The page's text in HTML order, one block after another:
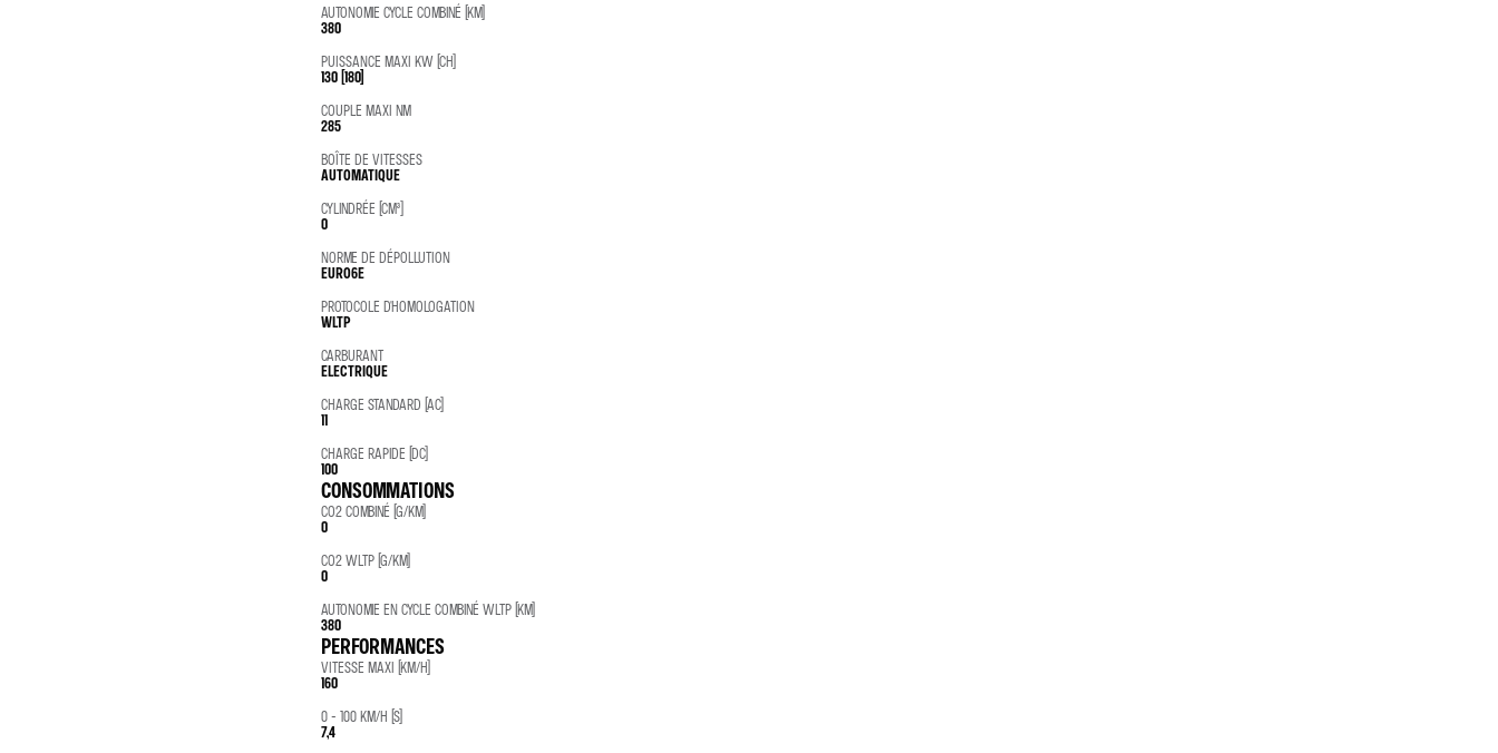
AUTONOMIE CYCLE COMBINÉ (KM)
380
PUISSANCE MAXI KW (CH)
130 (180)
COUPLE MAXI NM
285
BOÎTE DE VITESSES
AUTOMATIQUE
CYLINDRÉE (CM³)
0
NORME DE DÉPOLLUTION
EURO6E
PROTOCOLE D'HOMOLOGATION
WLTP
CARBURANT
ELECTRIQUE
CHARGE STANDARD (AC)
11
CHARGE RAPIDE (DC)
100
CONSOMMATIONS
CO2 COMBINÉ (G/KM)
0
CO2 WLTP (G/KM)
0
AUTONOMIE EN CYCLE COMBINÉ WLTP (KM)
380
PERFORMANCES
VITESSE MAXI (KM/H)
160
0 - 100 KM/H (S)
7,4